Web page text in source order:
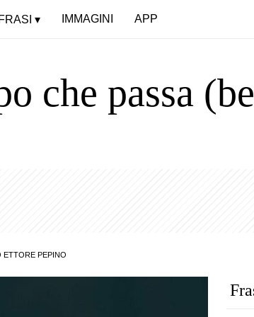
FRASI IMMAGINI APP
che passa
ETTORE PEPINO